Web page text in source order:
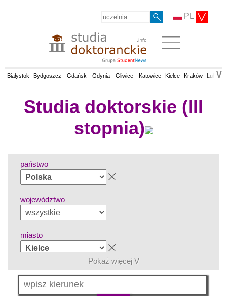
PL
Białystok Bydgoszcz Gdańsk Gdynia Gliwice Katowice Kielce Kraków Lublin
V
Studia doktorskie (III
stopnia)
państwo
województwo
miasto
grupa kierunków
Pokaż więcej V